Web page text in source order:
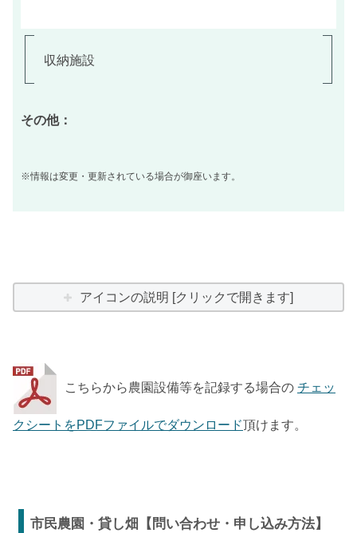
収納施設
その他：
※情報は変更・更新されている場合が御座います。
アイコンの説明 [クリックで開きます]
こちらから農園設備等を記録する場合の チェッ
クシートをPDFファイルでダウンロード頂けます。
市民農園・貸し畑【問い合わせ・申し込み方法】